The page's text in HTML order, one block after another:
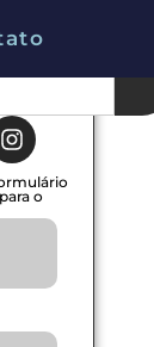
o